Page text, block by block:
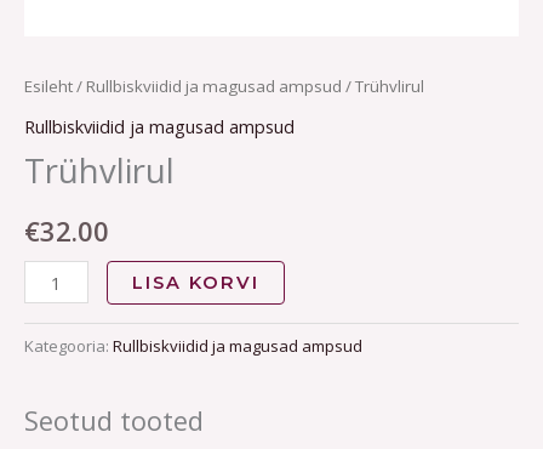
Esileht/ Rullbiskviidid ja magusad ampsud / Trühvlirul
Rullbiskviidid ja magusad ampsud
Trühvlirul
€32.00
LISA KORVI
Kategooria: Rullbiskviidid ja magusad ampsud
Seotud tooted